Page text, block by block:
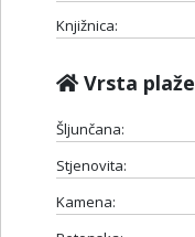
Knjižnica:
Vrsta plaže
Šljunčana:
Stjenovita:
Kamena: